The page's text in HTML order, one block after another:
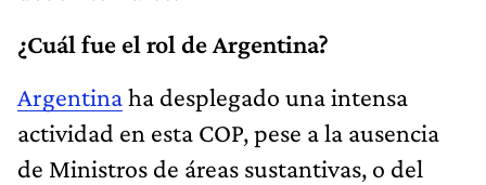
¿Cuál fue el rol de Argentina?
Argentinaha desplegado una intensa
actividad en esta COP, pese a la ausencia
de Ministros de áreas sustantivas, o del